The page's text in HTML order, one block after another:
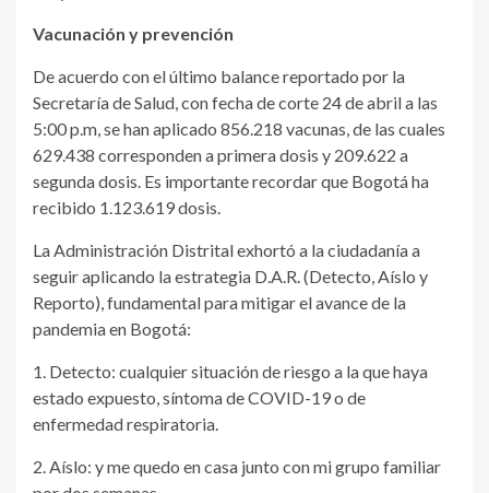
Vacunación y prevención
De acuerdo con el último balance reportado por la
Secretaría de Salud, con fecha de corte 24 de abril a las
5:00 p.m, se han aplicado 856.218 vacunas, de las cuales
629.438 corresponden a primera dosis y 209.622 a
segunda dosis. Es importante recordar que Bogotá ha
recibido 1.123.619 dosis.
La Administración Distrital exhortó a la ciudadanía a
seguir aplicando la estrategia D.A.R. (Detecto, Aíslo y
Reporto), fundamental para mitigar el avance de la
pandemia en Bogotá:
1. Detecto: cualquier situación de riesgo a la que haya
estado expuesto, síntoma de COVID-19 o de
enfermedad respiratoria.
2. Aíslo: y me quedo en casa junto con mi grupo familiar